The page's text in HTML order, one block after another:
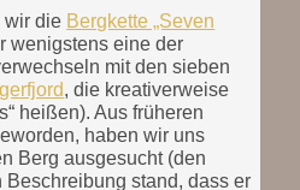
wir die Bergkette „Seven
wenigstens eine der
mit den sieben
, die kreativerweise
heißen). Aus früheren
haben wir uns
Berg ausgesucht (den
stand, dass er